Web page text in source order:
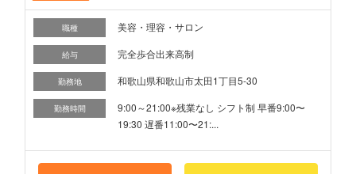
職種 美容・理容・サロン
給与 完全歩合出来高制
勤務地 和歌山県和歌山市太田1丁目5-30
勤務時間
9:00～21:00※残業なし シフト制 早番9:00〜
19:30 遅番11:00〜21:...